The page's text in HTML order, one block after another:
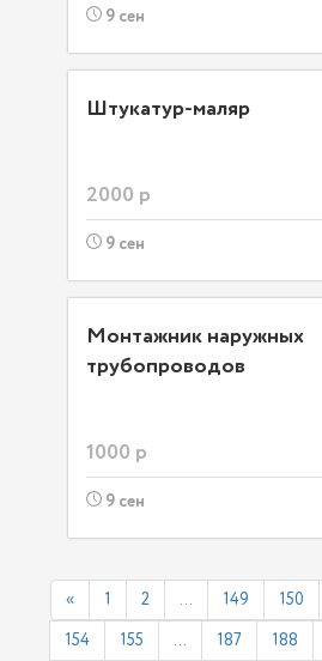
9 сен
Штукатур-маляр
2000 р
9 сен
Монтажник наружных
трубопроводов
1000 р
9 сен
« 1 2 ... 149 150
154 155 ... 187 188